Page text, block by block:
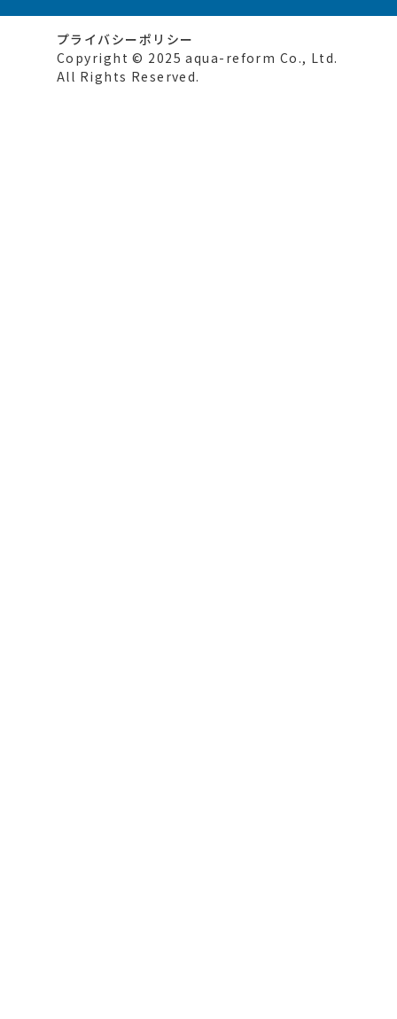
プライバシーポリシー
Copyright © 2025 aqua-reform Co., Ltd.
All Rights Reserved.